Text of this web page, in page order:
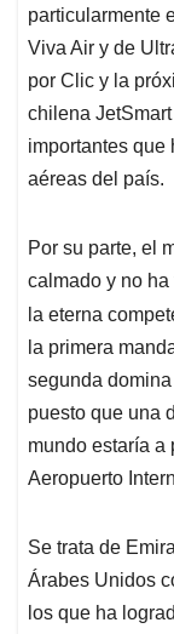
p
p
o
k
particularmente
Viva Air y de
por Clic y la
chilena
importantes que
aéreas del país.
Por su parte, el
calmado y no
la eterna
la primera
segunda
puesto que una
mundo estaría a
Aeropuerto
Se trata de
Árabes Unidos
los que ha